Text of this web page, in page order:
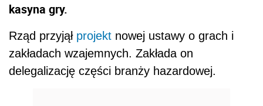
kasyna gry.
Rząd przyjął projekt nowej ustawy o grach i
zakładach wzajemnych. Zakłada on
delegalizację części branży hazardowej.